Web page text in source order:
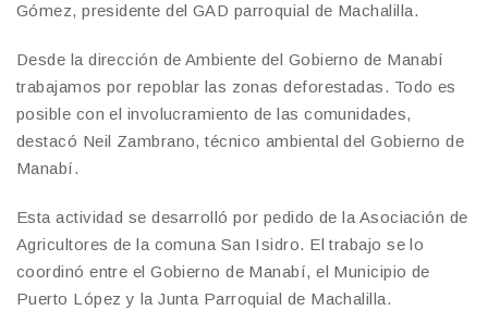
Gómez, presidente del GAD parroquial de Machalilla.
Desde la dirección de Ambiente del Gobierno de Manabí
trabajamos por repoblar las zonas deforestadas. Todo es
posible con el involucramiento de las comunidades,
destacó Neil Zambrano, técnico ambiental del Gobierno de
Manabí.
Esta actividad se desarrolló por pedido de la Asociación de
Agricultores de la comuna San Isidro. El trabajo se lo
coordinó entre el Gobierno de Manabí, el Municipio de
Puerto López y la Junta Parroquial de Machalilla.